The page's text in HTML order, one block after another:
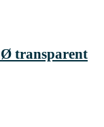
transparent